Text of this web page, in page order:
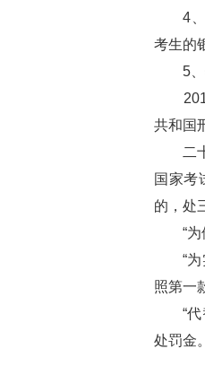
4、所
考生的
5、
2015
共和国
二十
国家考
的，处
“为他
“为实
照第一
“代替
处罚金